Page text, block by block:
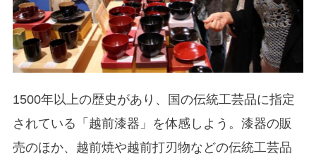
1500年以上の歴史があり、国の伝統工芸品に指定
されている「越前漆器」を体感しよう。漆器の販
売のほか、越前焼や越前打刃物などの伝統工芸品